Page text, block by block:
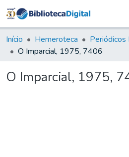
&
Tudo na
Digital
Início Hemeroteca Periódicos
O Imparcial, 1975, 7406
O Imparcial, 1975,